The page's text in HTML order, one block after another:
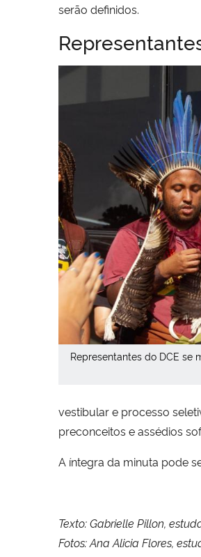
serão definidos.
Representantes do DCE se
vestibular e processo
preconceitos e assédios
A íntegra da minuta pode
Texto: Gabrielle Pillon,
Fotos: Ana Alicia Flores,